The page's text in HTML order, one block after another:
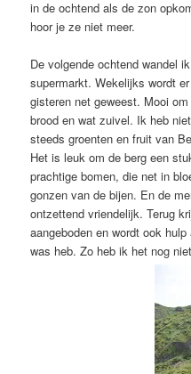
in de ochtend als de zon
hoor je ze niet meer.
De volgende ochtend wandel
supermarkt. Wekelijks wordt
gisteren net geweest. Mooi
brood en wat zuivel. Ik heb
steeds groenten en fruit van
Het is leuk om de berg een
prachtige bomen, die net in
gonzen van de bijen. En de
ontzettend vriendelijk. Terug
aangeboden en wordt ook
was heb. Zo heb ik het nog